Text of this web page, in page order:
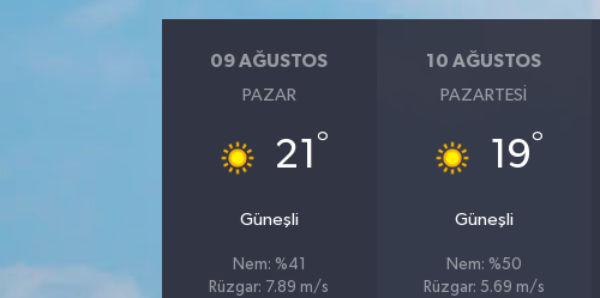
09 AĞUSTOS
PAZAR
21 °
Güneşli
Nem: %41
Rüzgar: 7.89 m/s
10 AĞUSTOS
PAZARTESI
19°
Güneşli
Nem: %50
Rüzgar: 5.69 m/s